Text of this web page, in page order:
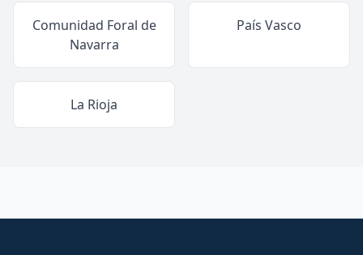
Comunidad Foral de
Navarra
País Vasco
La Rioja